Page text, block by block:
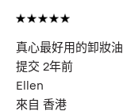
真心最好用的卸妝油
提交 2年前
Ellen
來自 香港